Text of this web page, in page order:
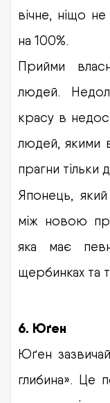
вічне, ніщо
на 100%.
Прийми
людей.
красу в
людей, якими
прагни тільки
Японець,
між новою
яка має
щербинках та
6. Юґен
Юґен
глибина». Це